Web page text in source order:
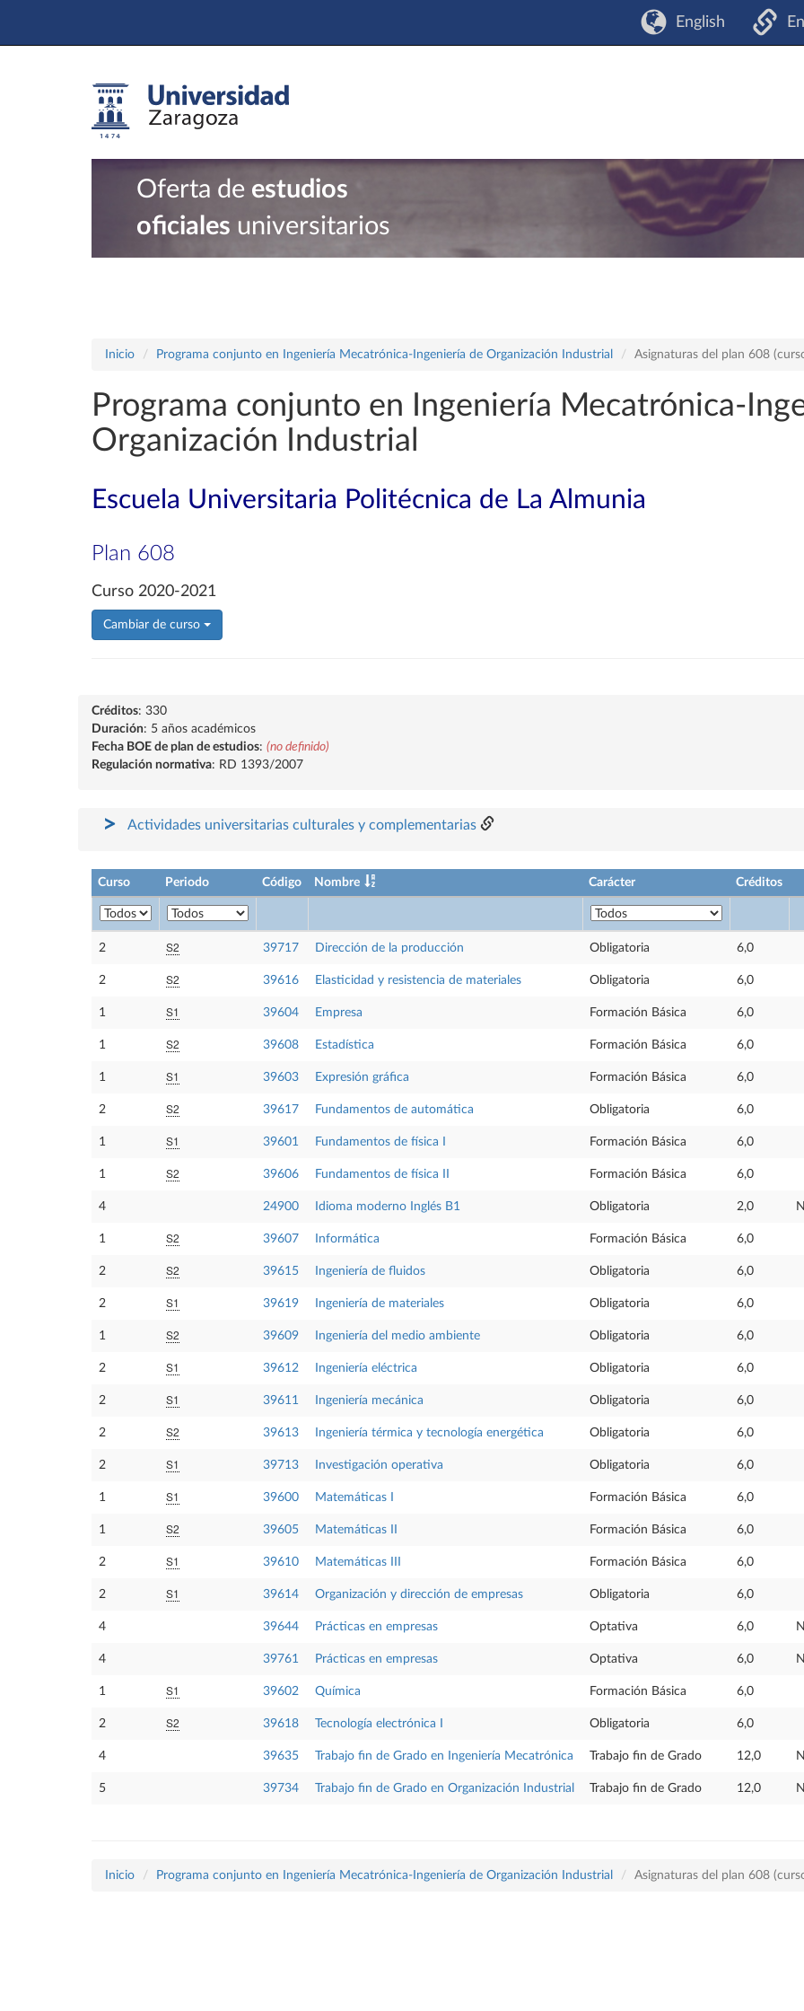
English
Oferta de estudios
oficiales universitarios
Inicio Programa conjunto en Ingeniería Mecatrónica-Ingeniería de Organización Industrial Asignaturas del plan 608
Programa conjunto en Ingeniería Mecatrónica-
Organización Industrial
Escuela Universitaria Politécnica de La Almunia
Plan 608
Curso 2020-2021
Cambiar de curso
Créditos: 330
Duración: 5 años académicos
Fecha BOE de plan de estudios: (no definido)
Regulación normativa: RD 1393/2007
Actividades universitarias culturales y complementarias
Curso Periodo Código Nombre Carácter Créditos
2 S2 39717 Dirección de la producción Obligatoria 6,0
2 S2 39616 Elasticidad y resistencia de materiales Obligatoria 6,0
1 S1 39604 Empresa Formación Básica 6,0
1 S2 39608 Estadística Formación Básica 6,0
1 S1 39603 Expresión gráfica Formación Básica 6,0
2 S2 39617 Fundamentos de automática Obligatoria 6,0
1 S1 39601 Fundamentos de física I Formación Básica 6,0
1 S2 39606 Fundamentos de física II Formación Básica 6,0
4 24900 Idioma moderno Inglés B1 Obligatoria 2,0
1 S2 39607 Informática Formación Básica 6,0
2 S2 39615 Ingeniería de fluidos Obligatoria 6,0
2 S1 39619 Ingeniería de materiales Obligatoria 6,0
1 S2 39609 Ingeniería del medio ambiente Obligatoria 6,0
2 S1 39612 Ingeniería eléctrica Obligatoria 6,0
2 S1 39611 Ingeniería mecánica Obligatoria 6,0
2 S2 39613 Ingeniería térmica y tecnología energética Obligatoria 6,0
2 S1 39713 Investigación operativa Obligatoria 6,0
1 S1 39600 Matemáticas I Formación Básica 6,0
1 S2 39605 Matemáticas II Formación Básica 6,0
2 S1 39610 Matemáticas III Formación Básica 6,0
2 S1 39614 Organización y dirección de empresas Obligatoria 6,0
4 39644 Prácticas en empresas Optativa 6,0
4 39761 Prácticas en empresas Optativa 6,0
1 S1 39602 Química Formación Básica 6,0
2 S2 39618 Tecnología electrónica I Obligatoria 6,0
4 39635 Trabajo fin de Grado en Ingeniería Mecatrónica Trabajo fin de Grado 12,0
5 39734 Trabajo fin de Grado en Organización Industrial Trabajo fin de Grado 12,0
Inicio Programa conjunto en Ingeniería Mecatrónica-Ingeniería de Organización Industrial Asignaturas del plan 608